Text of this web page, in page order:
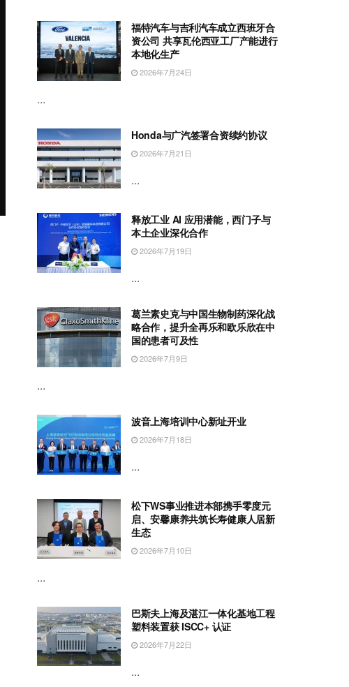
福特汽车与吉利汽车成立西班牙合
资公司 共享瓦伦西亚工厂产能进行
本地化生产
2026年7月24日
...
Honda与广汽签署合资续约协议
2026年7月21日
...
释放工业 AI 应用潜能，西门子与
本土企业深化合作
2026年7月19日
...
葛兰素史克与中国生物制药深化战
略合作，提升全再乐和欧乐欣在中
国的患者可及性
2026年7月9日
...
波音上海培训中心新址开业
2026年7月18日
...
松下WS事业推进本部携手零度元
启、安馨康养共筑长寿健康人居新
生态
2026年7月10日
...
巴斯夫上海及湛江一体化基地工程
塑料装置获 ISCC+ 认证
2026年7月22日
...